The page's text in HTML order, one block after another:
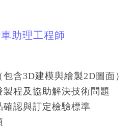
助理工程師
含3D建模與繪製2D圖面）
程及協助解決技術問題
認與訂定檢驗標準